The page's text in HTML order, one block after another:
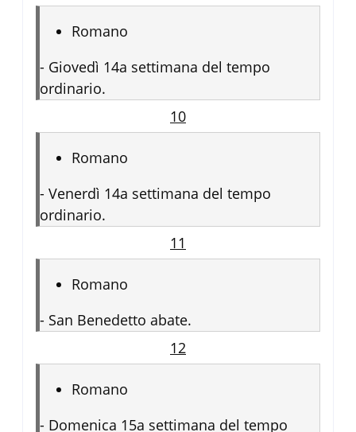
Romano
- Giovedì 14a settimana del tempo
ordinario.
10
Romano
- Venerdì 14a settimana del tempo
ordinario.
11
Romano
- San Benedetto abate.
12
Romano
- Domenica 15a settimana del tempo